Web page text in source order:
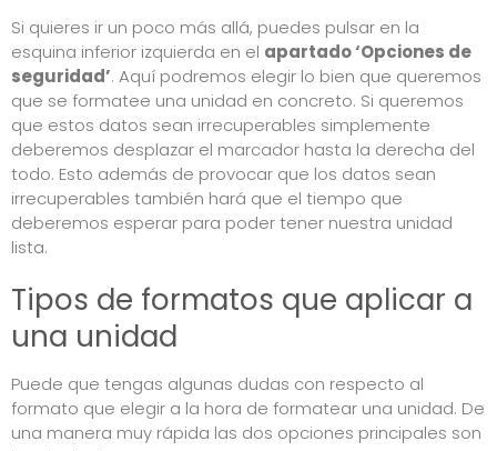
Si quieres ir un poco más allá, puedes pulsar en la
esquina inferior izquierda en el apartado ‘Opciones de
seguridad’. Aquí podremos elegir lo bien que queremos
que se formatee una unidad en concreto. Si queremos
que estos datos sean irrecuperables simplemente
deberemos desplazar el marcador hasta la derecha del
todo. Esto además de provocar que los datos sean
irrecuperables también hará que el tiempo que
deberemos esperar para poder tener nuestra unidad
lista.
Tipos de formatos que aplicar a
una unidad
Puede que tengas algunas dudas con respecto al
formato que elegir a la hora de formatear una unidad. De
una manera muy rápida las dos opciones principales son